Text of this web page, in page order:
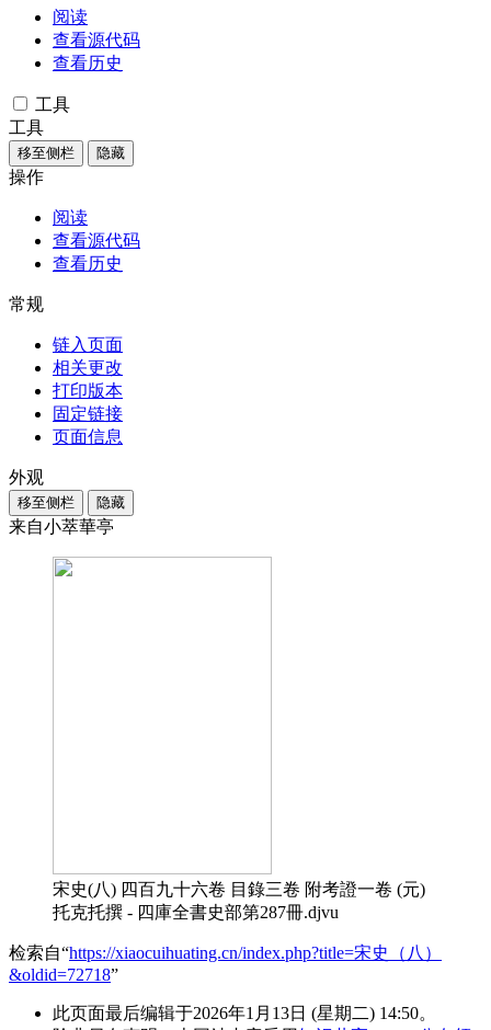
阅读
查看源代码
查看历史
工具
工具
移至侧栏 隐藏
操作
阅读
查看源代码
查看历史
常规
链入页面
相关更改
打印版本
固定链接
页面信息
外观
移至侧栏 隐藏
来自小萃華亭
宋史(八) 四百九十六卷 目錄三卷 附考證一卷 (元)
托克托撰 - 四庫全書史部第287冊.djvu
检索自“https://xiaocuihuating.cn/index.php?title=宋史（八）
&oldid=72718”
此页面最后编辑于2026年1月13日 (星期二) 14:50。